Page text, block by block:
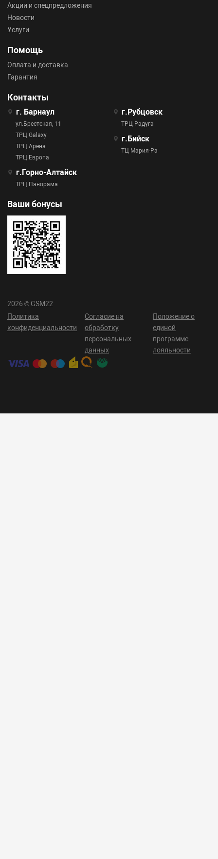
Акции и спецпредложения
Новости
Услуги
Помощь
Оплата и доставка
Гарантия
Контакты
г. Барнаул
ул.Брестская, 11
ТРЦ Galaxy
ТРЦ Арена
ТРЦ Европа
г.Горно-Алтайск
ТРЦ Панорама
г.Рубцовск
ТРЦ Радуга
г.Бийск
ТЦ Мария-Ра
Ваши бонусы
2026 © GSM22
Политика
конфиденциальности
Согласие на
обработку
персональных
данных
Положение о
единой
программе
лояльности